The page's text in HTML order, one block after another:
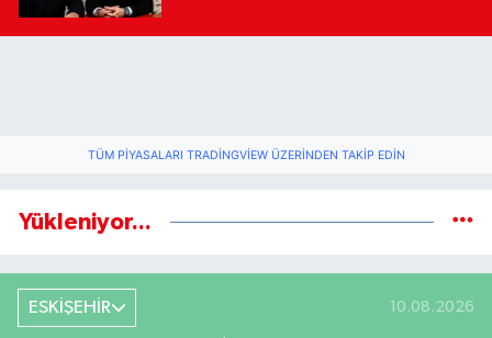
TÜM PIYASALARI TRADINGVIEW ÜZERINDEN TAKIP EDIN
Yükleniyor...
ESKİŞEHİR 10.08.2026